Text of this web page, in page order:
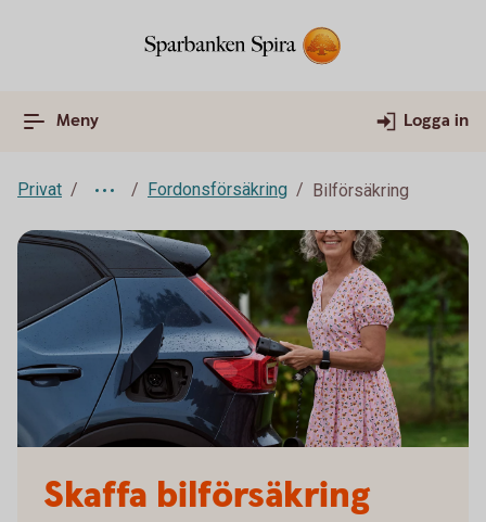
Meny Logga in
Privat Fordonsförsäkring Bilförsäkring
Skaffa bilförsäkring